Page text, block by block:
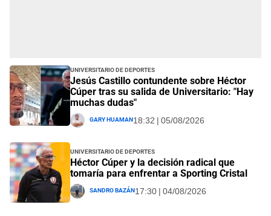
Universitario de Deportes
Jesús Castillo contundente sobre Héctor
Cúper tras su salida de Universitario: "Hay
muchas dudas"
Gary Huaman18:32 | 05/08/2026
Universitario de Deportes
Héctor Cúper y la decisión radical que
tomaría para enfrentar a Sporting Cristal
Sandro Bazán17:30 | 04/08/2026